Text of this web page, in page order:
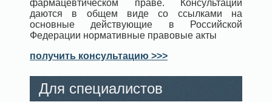
фармацевтическом праве. Консультации
даются в общем виде со ссылками на
основные действующие в Российской
Федерации нормативные правовые акты
получить консультацию >>>
Для специалистов